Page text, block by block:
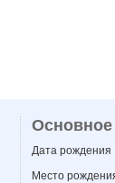
Основное
Дата рождения
Место